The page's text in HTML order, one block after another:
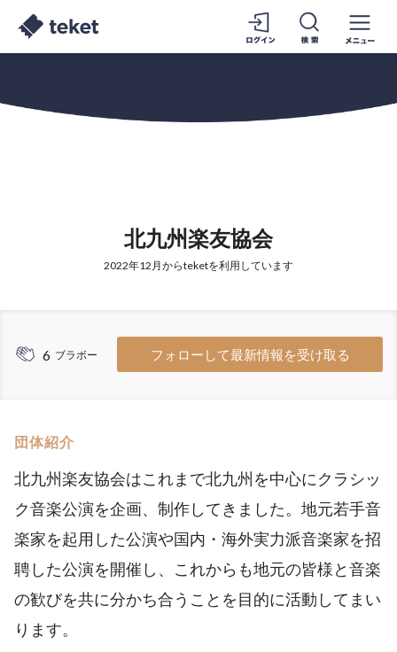
北九州楽友協会
2022年12月からteketを利用しています
6 ブラボー フォローして最新情報を受け取る
団体紹介
北九州楽友協会はこれまで北九州を中心にクラシッ
ク音楽公演を企画、制作してきました。地元若手音
楽家を起用した公演や国内・海外実力派音楽家を招
聘した公演を開催し、これからも地元の皆様と音楽
の歓びを共に分かち合うことを目的に活動してまい
ります。